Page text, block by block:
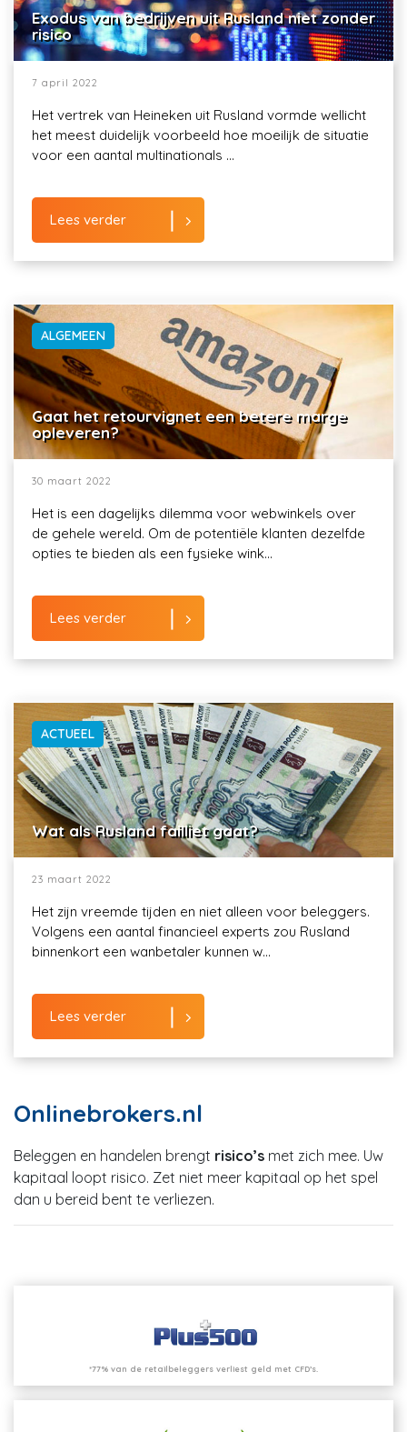
Exodus van bedrijven uit Rusland niet zonder
risico
7 april 2022
Het vertrek van Heineken uit Rusland vormde wellicht
het meest duidelijk voorbeeld hoe moeilijk de situatie
voor een aantal multinationals ...
Lees verder
ALGEMEEN
Gaat het retourvignet een betere marge
opleveren?
30 maart 2022
Het is een dagelijks dilemma voor webwinkels over
de gehele wereld. Om de potentiële klanten dezelfde
opties te bieden als een fysieke wink...
Lees verder
ACTUEEL
Wat als Rusland failliet gaat?
23 maart 2022
Het zijn vreemde tijden en niet alleen voor beleggers.
Volgens een aantal financieel experts zou Rusland
binnenkort een wanbetaler kunnen w...
Lees verder
Onlinebrokers.nl
Beleggen en handelen brengt risico’s met zich mee. Uw
kapitaal loopt risico. Zet niet meer kapitaal op het spel
dan u bereid bent te verliezen.
*77% van de retailbeleggers verliest geld met CFD’s.